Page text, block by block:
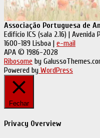
Associação Portuguesa de
Edifício ICS (sala 2.16) |
1600-189 Lisboa | e-mail
APA © 1986-2028
Ribosome by
Powered by WordPress
Fechar
Privacy Overview